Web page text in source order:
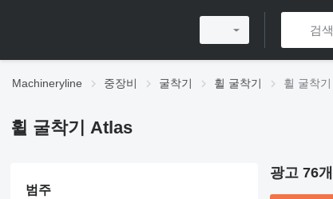
Machineryline 중장비 굴착기 휠 굴착기 휠 굴착
휠 굴착기 Atlas
범주
광고 76